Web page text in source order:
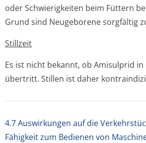
oder Schwierigkeiten beim Füttern
Grund sind Neugeborene sorgfältig
Stillzeit
Es ist nicht bekannt, ob Amisulprid
übertritt. Stillen ist daher
4.7 Auswirkungen auf die
Fähigkeit zum Bedienen von